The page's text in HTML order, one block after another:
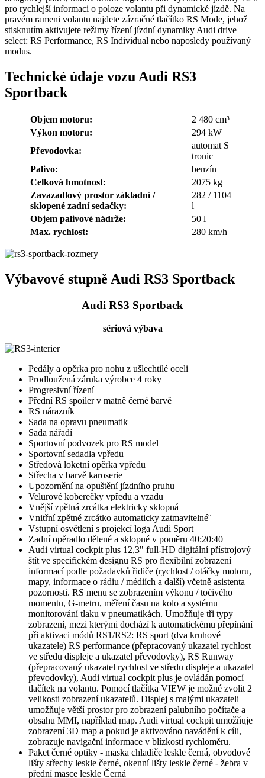
pro rychlejší informaci o poloze volantu při dynamické jízdě. Na
pravém rameni volantu najdete zázračné tlačítko RS Mode, jehož
stisknutím aktivujete režimy řízení jízdní dynamiky Audi drive
select: RS Performance, RS Individual nebo naposledy používaný
modus.
Technické údaje vozu Audi RS3
Sportback
Objem motoru:
2 480 cm³
Výkon motoru:
294 kW
Převodovka:
automat S
tronic
Palivo:
benzín
Celková hmotnost:
2075 kg
Zavazadlový prostor základní /
sklopené zadní sedačky:
282 / 1104
l
Objem palivové nádrže:
50 l
Max. rychlost:
280 km/h
Výbavové stupně Audi RS3 Sportback
Audi RS3 Sportback
sériová výbava
Pedály a opěrka pro nohu z ušlechtilé oceli
Prodloužená záruka výrobce 4 roky
Progresivní řízení
Přední RS spoiler v matně černé barvě
RS nárazník
Sada na opravu pneumatik
Sada nářadí
Sportovní podvozek pro RS model
Sportovní sedadla vpředu
Středová loketní opěrka vpředu
Střecha v barvě karoserie
Upozornění na opuštění jízdního pruhu
Velurové koberečky vpředu a vzadu
Vnější zpětná zrcátka elektricky sklopná
Vnitřní zpětné zrcátko automaticky zatmavitelné¨
Vstupní osvětlení s projekcí loga Audi Sport
Zadní opěradlo dělené a sklopné v poměru 40:20:40
Audi virtual cockpit plus 12,3" full-HD digitální přístrojový
štít ve specifickém designu RS pro flexibilní zobrazení
informací podle požadavků řidiče (rychlost / otáčky motoru,
mapy, informace o rádiu / médiích a další) včetně asistenta
pozornosti. RS menu se zobrazením výkonu / točivého
momentu, G-metru, měření času na kolo a systému
monitorování tlaku v pneumatikách. Umožňuje tři typy
zobrazení, mezi kterými dochází k automatickému přepínání
při aktivaci módů RS1/RS2: RS sport (dva kruhové
ukazatele) RS performance (přepracovaný ukazatel rychlost
ve středu displeje a ukazatel převodovky), RS Runway
(přepracovaný ukazatel rychlost ve středu displeje a ukazatel
převodovky), Audi virtual cockpit plus je ovládán pomocí
tlačítek na volantu. Pomocí tlačítka VIEW je možné zvolit 2
velikosti zobrazení ukazatelů. Displej s malými ukazateli
umožňuje větší prostor pro zobrazení palubního počítače a
obsahu MMI, například map. Audi virtual cockpit umožňuje
zobrazení 3D map a pokud je aktivováno navádění k cíli,
zobrazuje navigační informace v blízkosti rychloměru.
Paket černé optiky - maska chladiče leskle černá, obvodové
lišty střechy leskle černé, okenní lišty leskle černé - žebra v
přední masce leskle Černá